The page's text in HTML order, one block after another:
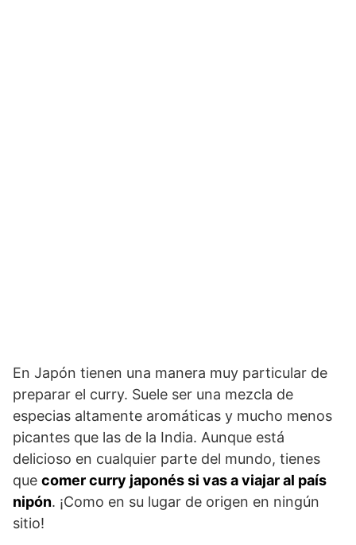
En Japón tienen una manera muy particular de
preparar el curry. Suele ser una mezcla de
especias altamente aromáticas y mucho menos
picantes que las de la India. Aunque está
delicioso en cualquier parte del mundo, tienes
que comer curry japonés si vas a viajar al país
nipón. ¡Como en su lugar de origen en ningún
sitio!